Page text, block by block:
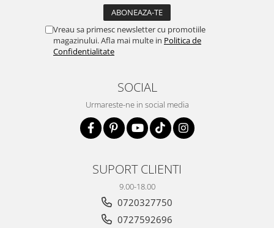
Vreau sa primesc newsletter cu promotiile
magazinului. Afla mai multe in Politica de
Confidentialitate
SOCIAL
Urmareste-ne in social media
SUPORT CLIENTI
9.00-18.00
0720327750
0727592696